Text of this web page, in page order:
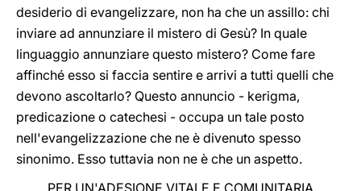
desiderio di evangelizzare, non ha che un assillo: chi
inviare ad annunziare il mistero di Gesù? In quale
linguaggio annunziare questo mistero? Come fare
affinché esso si faccia sentire e arrivi a tutti quelli che
devono ascoltarlo? Questo annuncio - kerigma,
predicazione o catechesi - occupa un tale posto
nell'evangelizzazione che ne è divenuto spesso
sinonimo. Esso tuttavia non ne è che un aspetto.
PER UN'ADESIONE VITALE E COMUNITARIA